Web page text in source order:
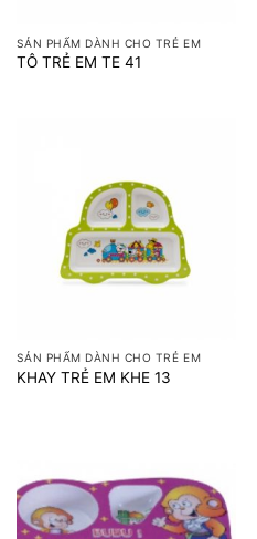
SẢN PHẨM DÀNH CHO TRẺ EM
TÔ TRẺ EM TE 41
SẢN PHẨM DÀNH CHO TRẺ EM
KHAY TRẺ EM KHE 13